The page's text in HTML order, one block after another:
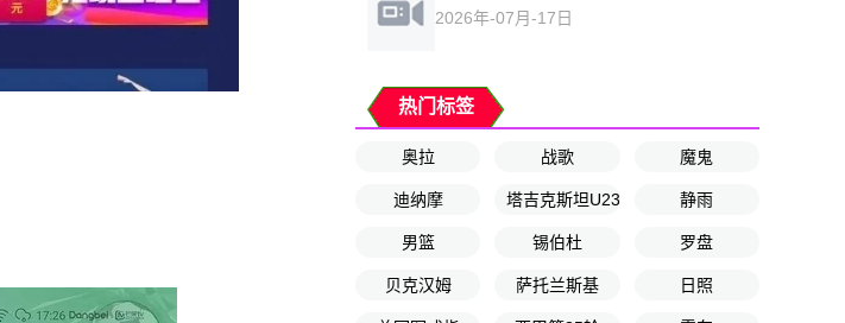
2026年-07月-17日
热门标签
奥拉 战歌 魔鬼
迪纳摩 塔吉克斯坦U23 静雨
男篮 锡伯杜 罗盘
贝克汉姆 萨托兰斯基 日照